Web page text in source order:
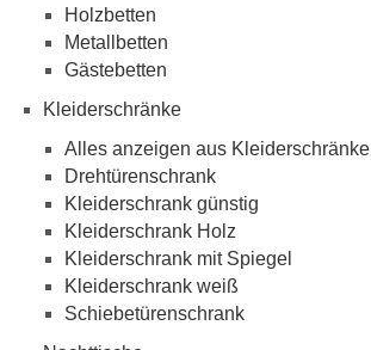
Holzbetten
Metallbetten
Gästebetten
Kleiderschränke
Alles anzeigen aus Kleiderschränke
Drehtürenschrank
Kleiderschrank günstig
Kleiderschrank Holz
Kleiderschrank mit Spiegel
Kleiderschrank weiß
Schiebetürenschrank